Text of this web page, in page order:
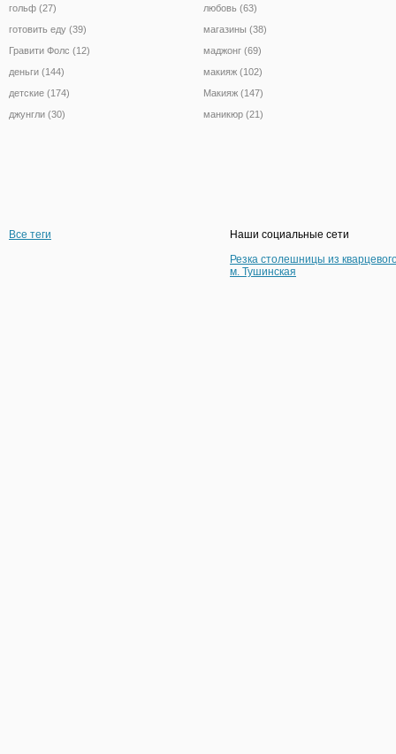
гольф (27)
готовить еду (39)
Гравити Фолс (12)
деньги (144)
детские (174)
джунгли (30)
любовь (63)
магазины (38)
маджонг (69)
макияж (102)
Макияж (147)
маникюр (21)
Все теги
Наши социальные сети
Резка столешницы из
м. Тушинская